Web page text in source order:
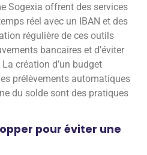
Sogexia offrent des services
réel avec un IBAN et des
régulière de ces outils
bancaires et d’éviter
création d’un budget
prélèvements automatiques
du solde sont des pratiques
pour éviter une